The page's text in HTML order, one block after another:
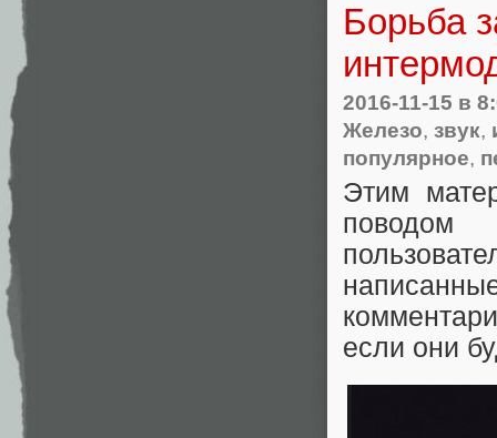
Борьба
2016-11-15 в
Железо, звук,
популярное,
Этим
поводом
если они